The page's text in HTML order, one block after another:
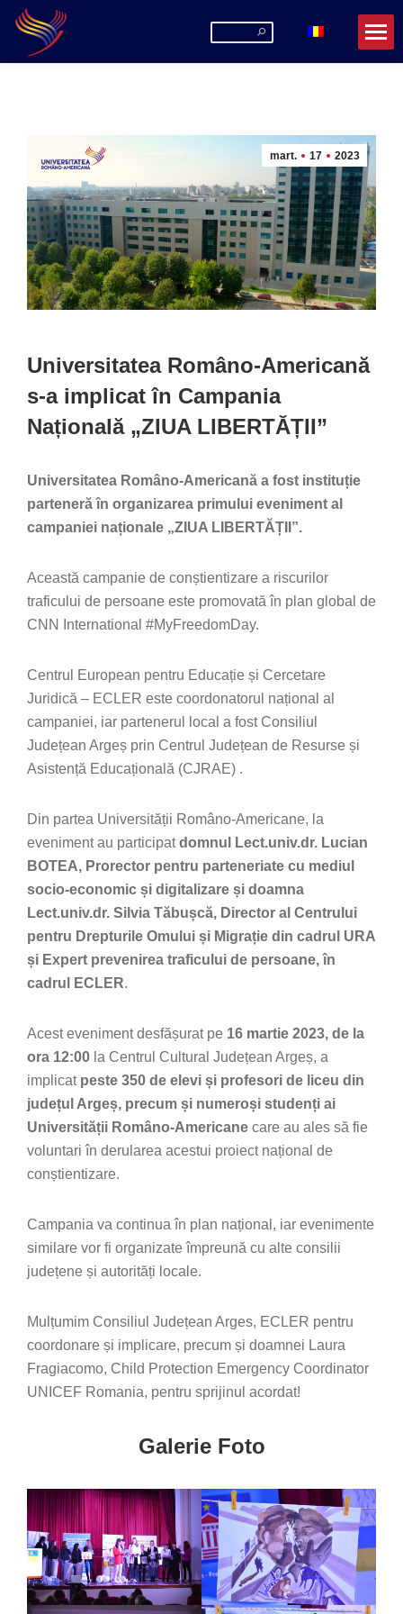
Search:
mart. 17 2023
Universitatea Româno-Americană
s-a implicat în Campania
Națională „ZIUA LIBERTĂȚII”
Universitatea Româno-Americană a fost instituție
parteneră în organizarea primului eveniment al
campaniei naționale „ZIUA LIBERTĂȚII”.
Această campanie de conștientizare a riscurilor
traficului de persoane este promovată în plan global de
CNN International #MyFreedomDay.
Centrul European pentru Educație și Cercetare
Juridică – ECLER este coordonatorul național al
campaniei, iar partenerul local a fost Consiliul
Județean Argeș prin Centrul Județean de Resurse și
Asistență Educațională (CJRAE) .
Din partea Universității Româno-Americane, la
eveniment au participatdomnul Lect.univ.dr. Lucian
BOTEA, Prorector pentru parteneriate cu mediul
socio-economic și digitalizare și doamna
Lect.univ.dr. Silvia Tăbușcă, Director al Centrului
pentru Drepturile Omului și Migrație din cadrul URA
și Expert prevenirea traficului de persoane, în
cadrul ECLER.
Acest eveniment desfășurat pe 16 martie 2023, de la
ora 12:00 la Centrul Cultural Județean Argeș, a
implicat peste 350 de elevi și profesori de liceu din
județul Argeș, precum și numeroși studenți ai
Universității Româno-Americane care au ales să fie
voluntari în derularea acestui proiect național de
conștientizare.
Campania va continua în plan național, iar evenimente
similare vor fi organizate împreună cu alte consilii
județene și autorități locale.
Mulțumim Consiliul Județean Arges, ECLER pentru
coordonare și implicare, precum și doamnei Laura
Fragiacomo, Child Protection Emergency Coordinator
UNICEF Romania, pentru sprijinul acordat!
Galerie Foto